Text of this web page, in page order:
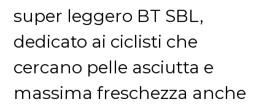
super leggero BT SBL,
dedicato ai ciclisti che
cercano pelle asciutta e
massima freschezza anche